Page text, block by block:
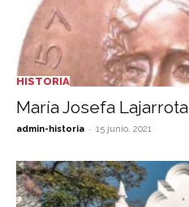
HISTORIA
María Josefa Lajarrota
admin-historia - 15 junio, 2021